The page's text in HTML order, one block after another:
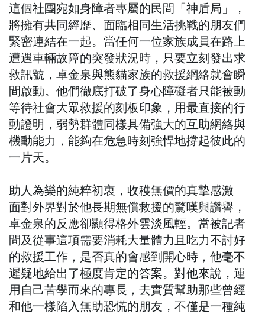
這個社團宛如身障者專屬的民間「神盾局」，
將擁有共同經歷、面臨相同生活挑戰的朋友們
緊密連結在一起。當任何一位家族成員在路上
遭遇車輛故障的突發狀況時，只要立刻發出求
救訊號，卓金泉與熊貓家族的救援網絡就會瞬
間啟動。他們徹底打破了身心障礙者只能被動
等待社會大眾救援的刻板印象，用最直接的行
動證明，弱勢群體同樣具備強大的互助網絡與
機動能力，能夠在危急時刻強悍地撐起彼此的
一片天。
助人為樂的純粹初衷，收穫無價的真摯感激
面對外界對於他長期無償救援的驚嘆與讚譽，
卓金泉的反應卻顯得格外雲淡風輕。當被記者
問及從事這項需要消耗大量體力且吃力不討好
的救援工作，是否真的會感到開心時，他毫不
遲疑地給出了極度肯定的答案。對他來說，運
用自己苦學而來的專長，去實質幫助那些曾經
和他一樣陷入無助恐慌的朋友，不僅是一種純